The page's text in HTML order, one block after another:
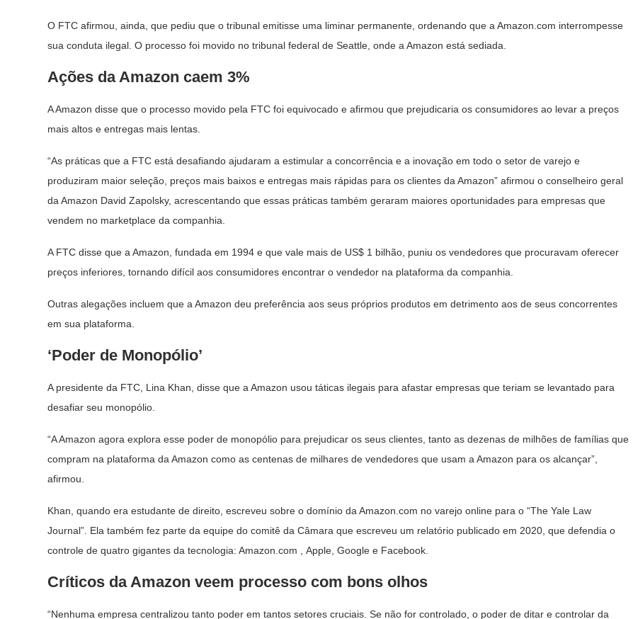
O FTC afirmou, ainda, que pediu que o tribunal emitisse uma liminar permanente, ordenando que a Amazon.com interrompesse
sua conduta ilegal. O processo foi movido no tribunal federal de Seattle, onde a Amazon está sediada.
Ações da Amazon caem 3%
A Amazon disse que o processo movido pela FTC foi equivocado e afirmou que prejudicaria os consumidores ao levar a preços
mais altos e entregas mais lentas.
“As práticas que a FTC está desafiando ajudaram a estimular a concorrência e a inovação em todo o setor de varejo e
produziram maior seleção, preços mais baixos e entregas mais rápidas para os clientes da Amazon” afirmou o conselheiro geral
da Amazon David Zapolsky, acrescentando que essas práticas também geraram maiores oportunidades para empresas que
vendem no marketplace da companhia.
A FTC disse que a Amazon, fundada em 1994 e que vale mais de US$ 1 bilhão, puniu os vendedores que procuravam oferecer
preços inferiores, tornando difícil aos consumidores encontrar o vendedor na plataforma da companhia.
Outras alegações incluem que a Amazon deu preferência aos seus próprios produtos em detrimento aos de seus concorrentes
em sua plataforma.
‘Poder de Monopólio’
A presidente da FTC, Lina Khan, disse que a Amazon usou táticas ilegais para afastar empresas que teriam se levantado para
desafiar seu monopólio.
“A Amazon agora explora esse poder de monopólio para prejudicar os seus clientes, tanto as dezenas de milhões de famílias que
compram na plataforma da Amazon como as centenas de milhares de vendedores que usam a Amazon para os alcançar”,
afirmou.
Khan, quando era estudante de direito, escreveu sobre o domínio da Amazon.com no varejo online para o “The Yale Law
Journal”. Ela também fez parte da equipe do comitê da Câmara que escreveu um relatório publicado em 2020, que defendia o
controle de quatro gigantes da tecnologia: Amazon.com , Apple, Google e Facebook.
Críticos da Amazon veem processo com bons olhos
“Nenhuma empresa centralizou tanto poder em tantos setores cruciais. Se não for controlado, o poder de ditar e controlar da